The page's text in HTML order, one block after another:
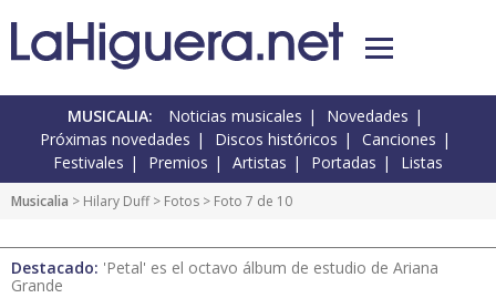
MUSICALIA: Noticias musicales
Novedades
Próximas novedades
Discos históricos
Canciones
Festivales
Premios Artistas Portadas Listas
Musicalia > Hilary Duff> Fotos > Foto 7 de 10
Destacado: 'Petal' es el octavo álbum de estudio de Ariana
Grande